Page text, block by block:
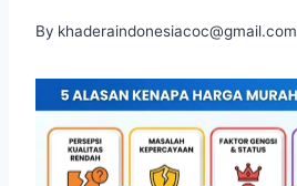
By khaderaindonesiacoc@gmail.com